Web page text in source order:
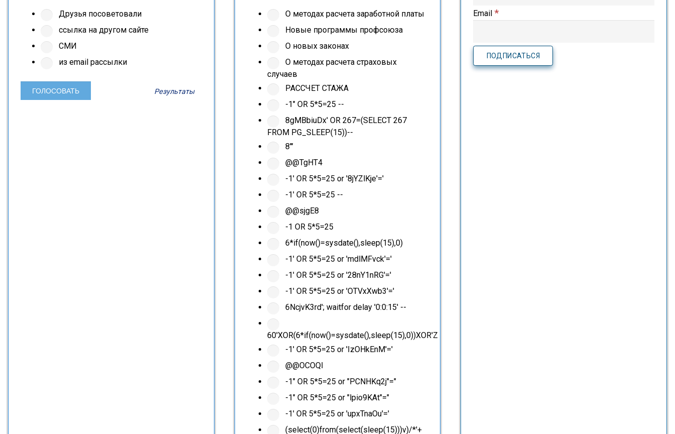
Друзья посоветовали
ссылка на другом сайте
СМИ
из email рассылки
Результаты
О методах расчета заработной платы
Новые программы профсоюза
О новых законах
О методах расчета страховых
случаев
РАССЧЕТ СТАЖА
-1" OR 5*5=25 --
8gMBbiuDx' OR 267=(SELECT 267
FROM PG_SLEEP(15))--
8'"
@@TgHT4
-1' OR 5*5=25 or '8jYZlKje'='
-1' OR 5*5=25 --
@@sjgE8
-1 OR 5*5=25
6*if(now()=sysdate(),sleep(15),0)
-1' OR 5*5=25 or 'mdlMFvck'='
-1' OR 5*5=25 or '28nY1nRG'='
-1' OR 5*5=25 or 'OTVxXwb3'='
6NcjvK3rd'; waitfor delay '0:0:15' --
60'XOR(6*if(now()=sysdate(),sleep(15),0))XOR'Z
-1' OR 5*5=25 or 'IzOHkEnM'='
@@OCOQl
-1" OR 5*5=25 or "PCNHKq2j"="
-1" OR 5*5=25 or "lpio9KAt"="
-1' OR 5*5=25 or 'upxTnaOu'='
(select(0)from(select(sleep(15)))v)/*'+
Email*